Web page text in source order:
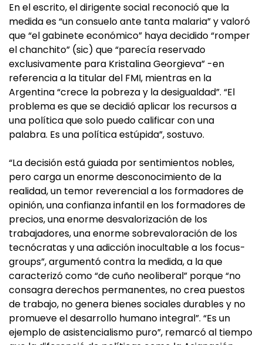
En el escrito, el dirigente social reconoció que la
medida es “un consuelo ante tanta malaria” y valoró
que “el gabinete económico” haya decidido “romper
el chanchito” (sic) que “parecía reservado
exclusivamente para Kristalina Georgieva” -en
referencia a la titular del FMI, mientras en la
Argentina “crece la pobreza y la desigualdad”. “El
problema es que se decidió aplicar los recursos a
una política que solo puedo calificar con una
palabra. Es una política estúpida”, sostuvo.
“La decisión está guiada por sentimientos nobles,
pero carga un enorme desconocimiento de la
realidad, un temor reverencial a los formadores de
opinión, una confianza infantil en los formadores de
precios, una enorme desvalorización de los
trabajadores, una enorme sobrevaloración de los
tecnócratas y una adicción inocultable a los focus-
groups”, argumentó contra la medida, a la que
caracterizó como “de cuño neoliberal” porque “no
consagra derechos permanentes, no crea puestos
de trabajo, no genera bienes sociales durables y no
promueve el desarrollo humano integral”. “Es un
ejemplo de asistencialismo puro”, remarcó al tiempo